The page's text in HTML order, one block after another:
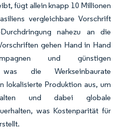
fügt allein knapp 10 Millionen
vergleichbare Vorschrift
nahezu an die
gehen Hand in Hand
und günstigen
was die Werkseinbaurate
lokalisierte Produktion aus, um
und dabei globale
was Kostenparität für